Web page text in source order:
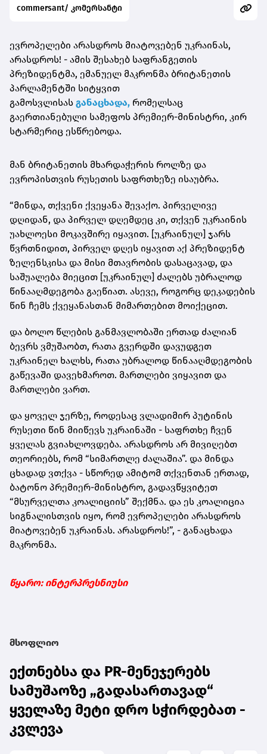
commersant/ კომერსანტი
ევროპელები არასდროს მიატოვებენ უკრაინას,
არასდროს! - ამის შესახებ საფრანგეთის
პრეზიდენტმა, ემანუელ მაკრონმა ბრიტანეთის
პარლამენტში სიტყვით
გამოსვლისას განაცხადა, რომელსაც
გაერთიანებული სამეფოს პრემიერ-მინისტრი, კირ
სტარმერიც ესწრებოდა.
მან ბრიტანეთის მხარდაჭერის როლზე და
ევროპისთვის რუსეთის საფრთხეზე ისაუბრა.
“მინდა, თქვენი ქვეყანა შევაქო. პირველივე
დღიდან, და პირველ დღემდეც კი, თქვენ უკრაინის
უახლოესი მოკავშირე იყავით. [უკრაინულ] ჯარს
წვრთნიდით, პირველ დღეს იყავით აქ პრეზიდენტ
ზელენსკისა და მისი მთავრობის დასაცავად, და
საშუალება მიეცით [უკრაინულ] ძალებს უბრალოდ
წინააღმდეგობა გაეწიათ. ასევე, როგორც დეკადების
წინ ჩემს ქვეყანასთან მიმართებით მოიქეცით.
და ბოლო წლების განმავლობაში ერთად ძალიან
ბევრს ვმუშაობთ, რათა გვერდში დავუდგეთ
უკრაინელ ხალხს, რათა უბრალოდ წინააღმდეგობის
გაწევაში დავეხმაროთ. მართლები ვიყავით და
მართლები ვართ.
და ყოველ ჯერზე, როდესაც ვლადიმირ პუტინის
რუსეთი წინ მიიწევს უკრაინაში - საფრთხე ჩვენ
ყველას გვიახლოვდება. არასდროს არ მივიღებთ
თეორიებს, რომ “სიმართლე ძალაშია”. და მინდა
ცხადად ვთქვა - სწორედ ამიტომ თქვენთან ერთად,
ბატონო პრემიერ-მინისტრო, გადავწყვიტეთ
“მსურველთა კოალიციის” შექმნა. და ეს კოალიცია
სიგნალისთვის იყო, რომ ევროპელები არასდროს
მიატოვებენ უკრაინას. არასდროს!”, - განაცხადა
მაკრონმა.
წყარო: ინტერპრესნიუსი
მსოფლიო
ექთნებსა და PR-მენეჯერებს
სამუშაოზე „გადასართავად“
ყველაზე მეტი დრო სჭირდებათ -
კვლევა